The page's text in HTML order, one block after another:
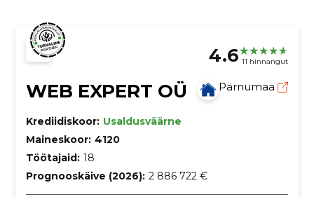
4.6 11 hinnangut
WEB EXPERT OÜ Pärnumaa
Krediidiskoor: Usaldusväärne
Maineskoor: 4120
Töötajaid: 18
Prognooskäive (2026): 2 886 722 €